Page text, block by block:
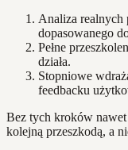
Analiza realnych
dopasowanego
Pełne
działa.
Stopniowe
feedbacku
Bez tych kroków
kolejną przeszkodą, a